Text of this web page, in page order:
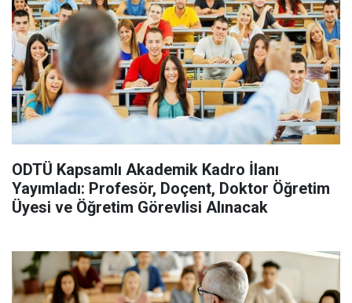
ODTÜ Kapsamlı Akademik Kadro İlanı
Yayımladı: Profesör, Doçent, Doktor Öğretim
Üyesi ve Öğretim Görevlisi Alınacak